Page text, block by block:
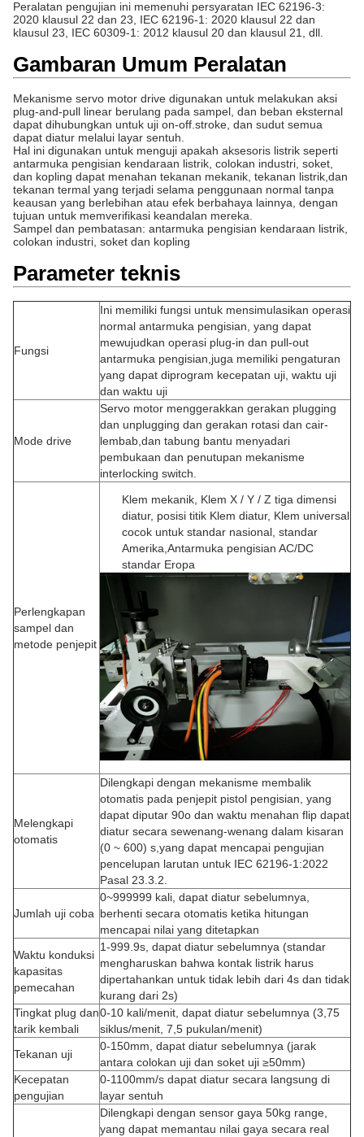
Peralatan pengujian ini memenuhi persyaratan IEC 62196-3:
2020 klausul 22 dan 23, IEC 62196-1: 2020 klausul 22 dan
klausul 23, IEC 60309-1: 2012 klausul 20 dan klausul 21, dll.
Gambaran Umum Peralatan
Mekanisme servo motor drive digunakan untuk melakukan aksi
plug-and-pull linear berulang pada sampel, dan beban eksternal
dapat dihubungkan untuk uji on-off.stroke, dan sudut semua
dapat diatur melalui layar sentuh.
Hal ini digunakan untuk menguji apakah aksesoris listrik seperti
antarmuka pengisian kendaraan listrik, colokan industri, soket,
dan kopling dapat menahan tekanan mekanik, tekanan listrik,dan
tekanan termal yang terjadi selama penggunaan normal tanpa
keausan yang berlebihan atau efek berbahaya lainnya, dengan
tujuan untuk memverifikasi keandalan mereka.
Sampel dan pembatasan: antarmuka pengisian kendaraan listrik,
colokan industri, soket dan kopling
Parameter teknis
Fungsi
Ini memiliki fungsi untuk mensimulasikan operasi
normal antarmuka pengisian, yang dapat
mewujudkan operasi plug-in dan pull-out
antarmuka pengisian,juga memiliki pengaturan
yang dapat diprogram kecepatan uji, waktu uji
dan waktu uji
Mode drive
Servo motor menggerakkan gerakan plugging
dan unplugging dan gerakan rotasi dan cair-
lembab,dan tabung bantu menyadari
pembukaan dan penutupan mekanisme
interlocking switch.
Perlengkapan
sampel dan
metode penjepit
Klem mekanik, Klem X / Y / Z tiga dimensi
diatur, posisi titik Klem diatur, Klem universal
cocok untuk standar nasional, standar
Amerika,Antarmuka pengisian AC/DC
standar Eropa
Melengkapi
otomatis
Dilengkapi dengan mekanisme membalik
otomatis pada penjepit pistol pengisian, yang
dapat diputar 90o dan waktu menahan flip dapat
diatur secara sewenang-wenang dalam kisaran
(0 ~ 600) s,yang dapat mencapai pengujian
pencelupan larutan untuk IEC 62196-1:2022
Pasal 23.3.2.
Jumlah uji coba
0~999999 kali, dapat diatur sebelumnya,
berhenti secara otomatis ketika hitungan
mencapai nilai yang ditetapkan
Waktu konduksi
kapasitas
pemecahan
1-999.9s, dapat diatur sebelumnya (standar
mengharuskan bahwa kontak listrik harus
dipertahankan untuk tidak lebih dari 4s dan tidak
kurang dari 2s)
Tingkat plug dan
tarik kembali
0-10 kali/menit, dapat diatur sebelumnya (3,75
siklus/menit, 7,5 pukulan/menit)
Tekanan uji
0-150mm, dapat diatur sebelumnya (jarak
antara colokan uji dan soket uji ≥50mm)
Kecepatan
pengujian
0-1100mm/s dapat diatur secara langsung di
layar sentuh
Dilengkapi dengan sensor gaya 50kg range,
yang dapat memantau nilai gaya secara real